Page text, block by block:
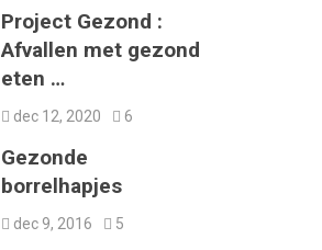
Project Gezond :
Afvallen met gezond
eten …
dec 12, 2020 6
Gezonde
borrelhapjes
dec 9, 2016 5